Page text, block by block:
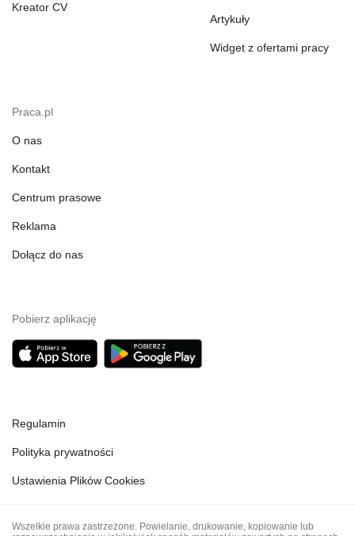
Kreator CV
Artykuły
Widget z ofertami pracy
Praca.pl
O nas
Kontakt
Centrum prasowe
Reklama
Dołącz do nas
Pobierz aplikację
Regulamin
Polityka prywatności
Ustawienia Plików Cookies
Wszelkie prawa zastrzeżone. Powielanie, drukowanie, kopiowanie lub